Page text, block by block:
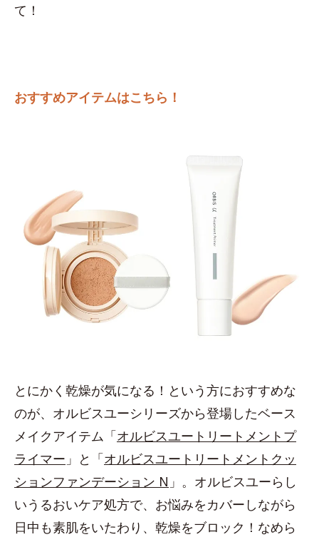
て！
おすすめアイテムはこちら！
とにかく乾燥が気になる！という方におすすめな
のが、オルビスユーシリーズから登場したベース
メイクアイテム「オルビスユートリートメントプ
ライマー 」と「オルビスユートリートメントクッ
ションファンデーション N 」。オルビスユーらし
いうるおいケア処方で、お悩みをカバーしながら
日中も素肌をいたわり、乾燥をブロック！なめら